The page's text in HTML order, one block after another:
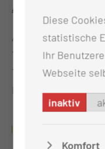
Anmeldungen bitte
Ambulante
Thiemstr. 111,
Tel.: 0355-46 1995
Mail:
Diese
statistische
Ihr
Webseite
inaktiv
Komfort